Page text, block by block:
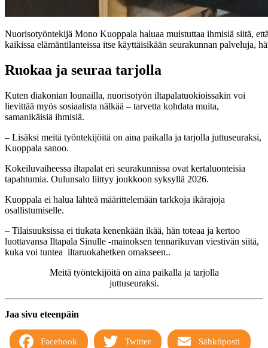
Nuorisotyöntekijä Mono Kuoppala haluaa muistuttaa ihmisiä siitä,
kaikissa elämäntilanteissa itse käyttäisikään seurakunnan palveluja,
Ruokaa ja seuraa tarjolla
Kuten diakonian lounailla, nuorisotyön iltapalatuokioissakin voi
lievittää myös sosiaalista nälkää – tarvetta kohdata muita,
samanikäisiä ihmisiä.
– Lisäksi meitä työntekijöitä on aina paikalla ja tarjolla juttuseuraksi,
Kuoppala sanoo.
Kokeiluvaiheessa iltapalat eri seurakunnissa ovat kertaluonteisia
tapahtumia. Oulunsalo liittyy joukkoon syksyllä 2026.
Kuoppala ei halua lähteä määrittelemään tarkkoja ikärajoja
osallistumiselle.
– Tilaisuuksissa ei tiukata kenenkään ikää, hän toteaa ja kertoo
luottavansa Iltapala Sinulle -mainoksen tennarikuvan viestivän siitä,
kuka voi tuntea iltaruokahetken omakseen..
Meitä työntekijöitä on aina paikalla ja tarjolla
juttuseuraksi.
Jaa sivu eteenpäin
Facebook Twitter Sähköposti